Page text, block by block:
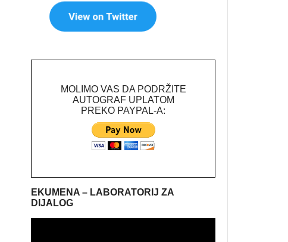
MOLIMO VAS DA PODRŽITE
AUTOGRAF UPLATOM
PREKO PAYPAL-A:
EKUMENA – LABORATORIJ ZA
DIJALOG